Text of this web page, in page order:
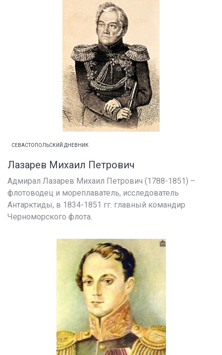
СЕВАСТОПОЛЬСКИЙ ДНЕВНИК
Лазарев Михаил Петрович
Адмирал Лазарев Михаил Петрович (1788-1851) –
флотоводец и мореплаватель, исследователь
Антарктиды, в 1834-1851 гг. главный командир
Черноморского флота.